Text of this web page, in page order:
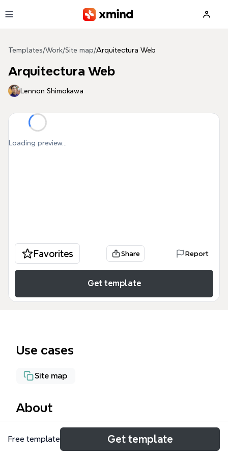
Templates/Work/Site map/Arquitectura Web
Arquitectura Web
Lennon Shimokawa
Loading preview...
Favorites Share Report
Get template
Use cases
Site map
About
La plantilla 'Arquitectura Web' de Xmind es un mapa
mental de 95 nodos que cubre los fundamentos de
Free template Get template